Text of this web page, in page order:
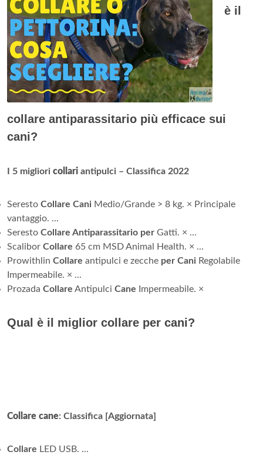
è il
collare antiparassitario più efficace sui
cani?
I 5 migliori collari antipulci – Classifica 2022
Seresto Collare Cani Medio/Grande > 8 kg. × Principale
vantaggio. ...
Seresto Collare Antiparassitario per Gatti. × ...
Scalibor Collare 65 cm MSD Animal Health. × ...
Prowithlin Collare antipulci e zecche per Cani Regolabile
Impermeabile. × ...
Prozada Collare Antipulci Cane Impermeabile. ×
Qual è il miglior collare per cani?
Collare cane: Classifica [Aggiornata]
Collare LED USB. ...